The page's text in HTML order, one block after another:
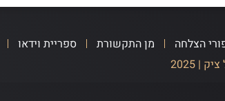
הצלחה מן התקשורת ספריית וידאו
| 2025